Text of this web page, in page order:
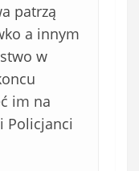
patrzą
a innym
w
im na
Policjanci